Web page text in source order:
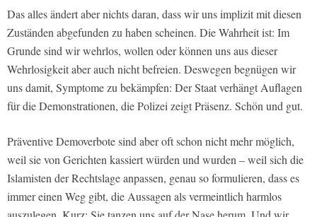
Das alles ändert aber nichts daran, dass wir uns implizit mit diesen
Zuständen abgefunden zu haben scheinen. Die Wahrheit ist: Im
Grunde sind wir wehrlos, wollen oder können uns aus dieser
Wehrlosigkeit aber auch nicht befreien. Deswegen begnügen wir
uns damit, Symptome zu bekämpfen: Der Staat verhängt Auflagen
für die Demonstrationen, die Polizei zeigt Präsenz. Schön und gut.
Präventive Demoverbote sind aber oft schon nicht mehr möglich,
weil sie von Gerichten kassiert würden und wurden – weil sich die
Islamisten der Rechtslage anpassen, genau so formulieren, dass es
immer einen Weg gibt, die Aussagen als vermeintlich harmlos